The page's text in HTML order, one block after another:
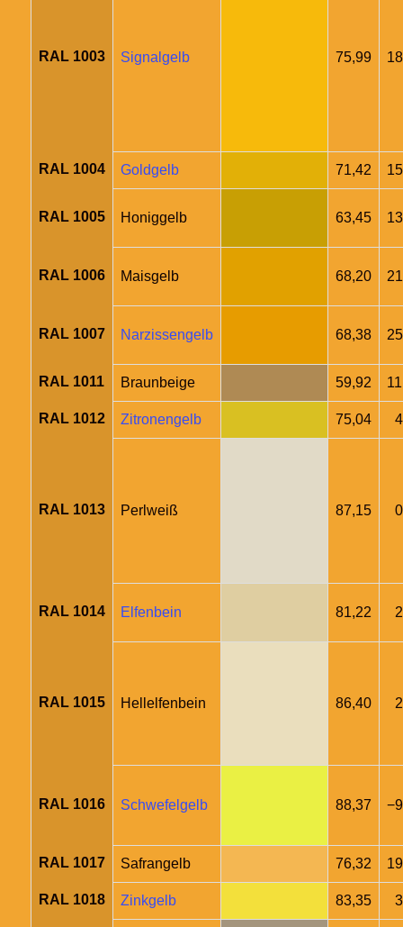
RAL 1003 Signalgelb 75,99
RAL 1004 Goldgelb 71,42
RAL 1005 Honiggelb 63,45
RAL 1006 Maisgelb 68,20
RAL 1007 Narzissengelb 68,38
RAL 1011 Braunbeige 59,92
RAL 1012 Zitronengelb 75,04
RAL 1013 Perlweiß 87,15
RAL 1014 Elfenbein 81,22
RAL 1015 Hellelfenbein 86,40
RAL 1016 Schwefelgelb 88,37
RAL 1017 Safrangelb 76,32
RAL 1018 Zinkgelb 83,35